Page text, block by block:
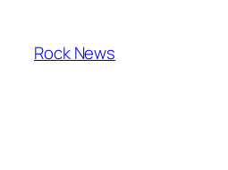
content
Rock News